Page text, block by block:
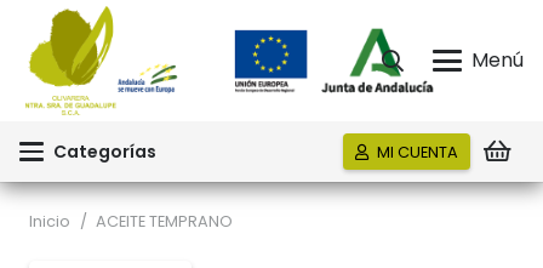
Menú
Categorías MI CUENTA
Inicio / ACEITE TEMPRANO